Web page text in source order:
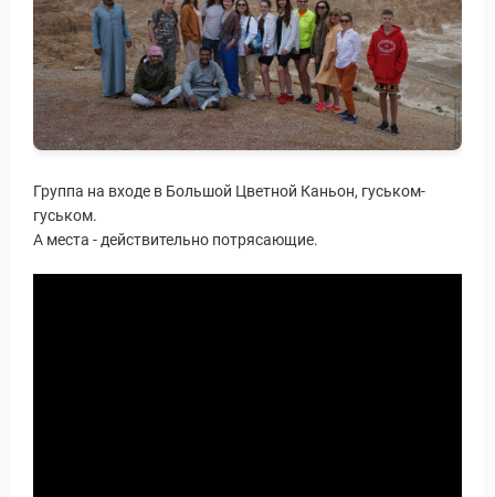
Группа на входе в Большой Цветной Каньон, гуськом-
гуськом.
А места - действительно потрясающие.